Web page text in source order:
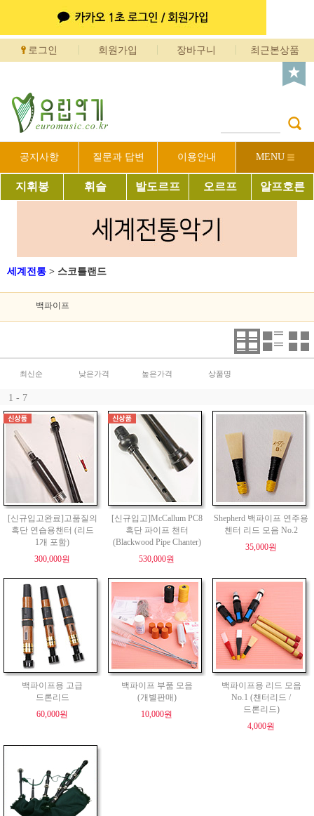
로그인 회원가입 장바구니 최근본상품
공지사항 질문과 답변 이용안내 MENU
지휘봉 휘슬 발도르프 오르프 알프호른
세계전통 > 스코틀랜드
백파이프
최신순 낮은가격 높은가격 상품명
1 - 7
[신규입고완료]고품질의
흑단 연습용챈터 (리드
1개 포함)
300,000원
[신규입고]McCallum PC8
흑단 파이프 챈터
(Blackwood Pipe Chanter)
530,000원
Shepherd 백파이프 연주용
첸터 리드 모음 No.2
35,000원
백파이프용 고급
드론리드
60,000원
백파이프 부품 모음
(개별판매)
10,000원
백파이프용 리드 모음
No.1 (챈터리드 /
드론리드)
4,000원